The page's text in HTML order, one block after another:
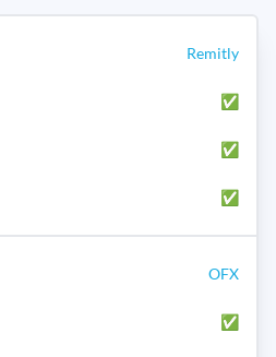
Remitly
✅
✅
✅
OFX
✅